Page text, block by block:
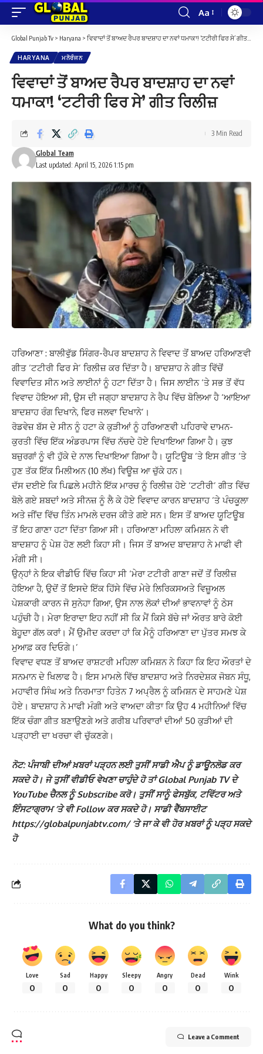
Font
Resizer
Aa
Global Punjab Tv > Haryana > ਵਿਵਾਦਾਂ ਤੋਂ ਬਾਅਦ ਰੈਪਰ ਬਾਦਸ਼ਾਹ ਦਾ ਨਵਾਂ ਧਮਾਕਾ! ‘ਟਟੀਰੀ ਫਿਰ ਸੇ’ ਗੀਤ ਰਿਲੀਜ਼
HARYANA ਮਨੋਰੰਜਨ
ਵਿਵਾਦਾਂ ਤੋਂ ਬਾਅਦ ਰੈਪਰ ਬਾਦਸ਼ਾਹ ਦਾ ਨਵਾਂ
ਧਮਾਕਾ! ‘ਟਟੀਰੀ ਫਿਰ ਸੇ’ ਗੀਤ ਰਿਲੀਜ਼
Last updated: April 15, 2026 1:15 pm
Global Team
3 Min Read
ਹਰਿਆਣਾ : ਬਾਲੀਵੁੱਡ ਸਿੰਗਰ-ਰੈਪਰ ਬਾਦਸ਼ਾਹ ਨੇ ਵਿਵਾਦ ਤੋਂ ਬਾਅਦ ਹਰਿਆਣਵੀ
ਗੀਤ ‘ਟਟੀਰੀ ਫਿਰ ਸੇ’ ਰਿਲੀਜ਼ ਕਰ ਦਿੱਤਾ ਹੈ। ਬਾਦਸ਼ਾਹ ਨੇ ਗੀਤ ਵਿੱਚੋਂ
ਵਿਵਾਦਿਤ ਸੀਨ ਅਤੇ ਲਾਈਨਾਂ ਨੂੰ ਹਟਾ ਦਿੱਤਾ ਹੈ। ਜਿਸ ਲਾਈਨ ‘ਤੇ ਸਭ ਤੋਂ ਵੱਧ
ਵਿਵਾਦ ਹੋਇਆ ਸੀ, ਉਸ ਦੀ ਜਗ੍ਹਾ ਬਾਦਸ਼ਾਹ ਨੇ ਰੈਪ ਵਿੱਚ ਬੋਲਿਆ ਹੈ ‘ਆਇਆ
ਬਾਦਸ਼ਾਹ ਰੰਗ ਦਿਖਾਨੇ, ਫਿਰ ਜਲਵਾ ਦਿਖਾਨੇ’।
ਰੋਡਵੇਜ਼ ਬੱਸ ਦੇ ਸੀਨ ਨੂੰ ਹਟਾ ਕੇ ਕੁੜੀਆਂ ਨੂੰ ਹਰਿਆਣਵੀ ਪਹਿਰਾਵੇ ਦਾਮਨ-
ਕੁਰਤੀ ਵਿੱਚ ਇੱਕ ਅੰਡਰਪਾਸ ਵਿੱਚ ਨੱਚਦੇ ਹੋਏ ਦਿਖਾਇਆ ਗਿਆ ਹੈ। ਕੁਝ
ਬਜ਼ੁਰਗਾਂ ਨੂੰ ਵੀ ਹੁੱਕੇ ਦੇ ਨਾਲ ਦਿਖਾਇਆ ਗਿਆ ਹੈ। ਯੂਟਿਊਬ ‘ਤੇ ਇਸ ਗੀਤ ‘ਤੇ
ਹੁਣ ਤੱਕ ਇੱਕ ਮਿਲੀਅਨ (10 ਲੱਖ) ਵਿਊਜ਼ ਆ ਚੁੱਕੇ ਹਨ।
ਦੱਸ ਦਈਏ ਕਿ ਪਿਛਲੇ ਮਹੀਨੇ ਇੱਕ ਮਾਰਚ ਨੂੰ ਰਿਲੀਜ਼ ਹੋਏ ‘ਟਟੀਰੀ’ ਗੀਤ ਵਿੱਚ
ਬੋਲੇ ਗਏ ਸ਼ਬਦਾਂ ਅਤੇ ਸੀਨਜ਼ ਨੂੰ ਲੈ ਕੇ ਹੋਏ ਵਿਵਾਦ ਕਾਰਨ ਬਾਦਸ਼ਾਹ ‘ਤੇ ਪੰਚਕੂਲਾ
ਅਤੇ ਜੀਂਦ ਵਿੱਚ ਤਿੰਨ ਮਾਮਲੇ ਦਰਜ ਕੀਤੇ ਗਏ ਸਨ। ਇਸ ਤੋਂ ਬਾਅਦ ਯੂਟਿਊਬ
ਤੋਂ ਇਹ ਗਾਣਾ ਹਟਾ ਦਿੱਤਾ ਗਿਆ ਸੀ। ਹਰਿਆਣਾ ਮਹਿਲਾ ਕਮਿਸ਼ਨ ਨੇ ਵੀ
ਬਾਦਸ਼ਾਹ ਨੂੰ ਪੇਸ਼ ਹੋਣ ਲਈ ਕਿਹਾ ਸੀ। ਜਿਸ ਤੋਂ ਬਾਅਦ ਬਾਦਸ਼ਾਹ ਨੇ ਮਾਫੀ ਵੀ
ਮੰਗੀ ਸੀ।
ਉਨ੍ਹਾਂ ਨੇ ਇਕ ਵੀਡੀਓ ਵਿੱਚ ਕਿਹਾ ਸੀ ‘ਮੇਰਾ ਟਟੀਰੀ ਗਾਣਾ ਜਦੋਂ ਤੋਂ ਰਿਲੀਜ਼
ਹੋਇਆ ਹੈ, ਉਦੋਂ ਤੋਂ ਇਸਦੇ ਇੱਕ ਹਿੱਸੇ ਵਿੱਚ ਮੇਰੇ ਲਿਰਿਕਸਅਤੇ ਵਿਜ਼ੂਅਲ
ਪੇਸ਼ਕਾਰੀ ਕਾਰਨ ਜੋ ਸੁਨੇਹਾ ਗਿਆ, ਉਸ ਨਾਲ ਲੋਕਾਂ ਦੀਆਂ ਭਾਵਨਾਵਾਂ ਨੂੰ ਠੇਸ
ਪਹੁੰਚੀ ਹੈ। ਮੇਰਾ ਇਰਾਦਾ ਇਹ ਨਹੀਂ ਸੀ ਕਿ ਮੈਂ ਕਿਸੇ ਬੱਚੇ ਜਾਂ ਔਰਤ ਬਾਰੇ ਕੋਈ
ਬੇਹੂਦਾ ਗੱਲ ਕਰਾਂ। ਮੈਂ ਉਮੀਦ ਕਰਦਾ ਹਾਂ ਕਿ ਮੈਨੂੰ ਹਰਿਆਣਾ ਦਾ ਪੁੱਤਰ ਸਮਝ ਕੇ
ਮੁਆਫ਼ ਕਰ ਦਿਓਗੇ।’
ਵਿਵਾਦ ਵਧਣ ਤੋਂ ਬਾਅਦ ਰਾਸ਼ਟਰੀ ਮਹਿਲਾ ਕਮਿਸ਼ਨ ਨੇ ਕਿਹਾ ਕਿ ਇਹ ਔਰਤਾਂ ਦੇ
ਸਨਮਾਨ ਦੇ ਖਿਲਾਫ ਹੈ। ਇਸ ਮਾਮਲੇ ਵਿੱਚ ਬਾਦਸ਼ਾਹ ਅਤੇ ਨਿਰਦੇਸ਼ਕ ਜੋਬਨ ਸੰਧੂ,
ਮਹਾਵੀਰ ਸਿੰਘ ਅਤੇ ਨਿਰਮਾਤਾ ਹਿਤੇਨ 7 ਅਪ੍ਰੈਲ ਨੂੰ ਕਮਿਸ਼ਨ ਦੇ ਸਾਹਮਣੇ ਪੇਸ਼
ਹੋਏ। ਬਾਦਸ਼ਾਹ ਨੇ ਮਾਫੀ ਮੰਗੀ ਅਤੇ ਵਾਅਦਾ ਕੀਤਾ ਕਿ ਉਹ 4 ਮਹੀਨਿਆਂ ਵਿੱਚ
ਇੱਕ ਚੰਗਾ ਗੀਤ ਬਣਾਉਣਗੇ ਅਤੇ ਗਰੀਬ ਪਰਿਵਾਰਾਂ ਦੀਆਂ 50 ਕੁੜੀਆਂ ਦੀ
ਪੜ੍ਹਾਈ ਦਾ ਖਰਚਾ ਵੀ ਚੁੱਕਣਗੇ।
ਨੋਟ: ਪੰਜਾਬੀ ਦੀਆਂ ਖ਼ਬਰਾਂ ਪੜ੍ਹਨ ਲਈ ਤੁਸੀਂ ਸਾਡੀ ਐਪ ਨੂੰ ਡਾਊਨਲੋਡ ਕਰ
ਸਕਦੇ ਹੋ। ਜੇ ਤੁਸੀਂ ਵੀਡੀਓ ਵੇਖਣਾ ਚਾਹੁੰਦੇ ਹੋ ਤਾਂ Global Punjab TV ਦੇ
YouTube ਚੈਨਲ ਨੂੰ Subscribe ਕਰੋ। ਤੁਸੀਂ ਸਾਨੂੰ ਫੇਸਬੁੱਕ, ਟਵਿੱਟਰ ਅਤੇ
ਇੰਸਟਾਗ੍ਰਾਮ ‘ਤੇ ਵੀ Follow ਕਰ ਸਕਦੇ ਹੋ। ਸਾਡੀ ਵੈੱਬਸਾਈਟ
https://globalpunjabtv.com/ ‘ਤੇ ਜਾ ਕੇ ਵੀ ਹੋਰ ਖ਼ਬਰਾਂ ਨੂੰ ਪੜ੍ਹ ਸਕਦੇ
ਹੋ
What do you think?
Love
0
Sad
0
Happy
0
Sleepy
0
Angry
0
Dead
0
Wink
0
Leave a Comment